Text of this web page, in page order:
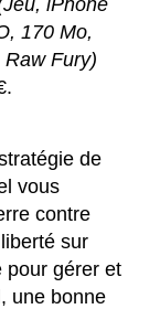
170 Mo,
Fury)
de
vous
contre
sur
pour gérer et
une bonne